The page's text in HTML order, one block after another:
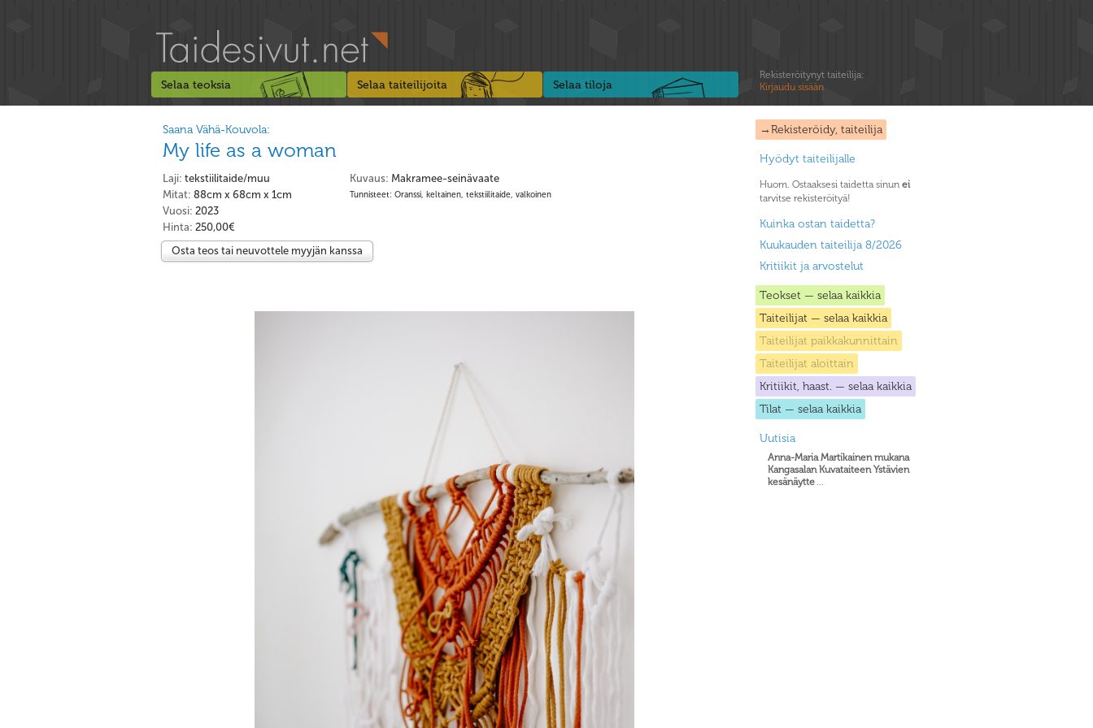
Selaa teoksia Selaa taiteilijoita Selaa tiloja
Rekisteröitynyt taiteilija:
Kirjaudu sisään
→Rekisteröidy, taiteilija
Hyödyt taiteilijalle
Huom. Ostaaksesi taidetta sinun ei
tarvitse rekisteröityä!
Kuinka ostan taidetta?
Kuukauden taiteilija 8/2026
Kritiikit ja arvostelut
Teokset — selaa kaikkia
Taiteilijat — selaa kaikkia
Taiteilijat paikkakunnittain
Taiteilijat aloittain
Kritiikit, haast. — selaa kaikkia
Tilat — selaa kaikkia
Uutisia
Anna-Maria Martikainen mukana
Kangasalan Kuvataiteen Ystävien
kesänäytte...
Saana Vähä-Kouvola:
My life as a woman
Kuvaus: Makramee-seinävaate
Tunnisteet: Oranssi, keltainen, tekstiilitaide, valkoinen
Laji: tekstiilitaide/muu
Mitat: 88cm x 68cm x 1cm
Vuosi: 2023
Hinta: 250,00€
Osta teos tai neuvottele myyjän kanssa